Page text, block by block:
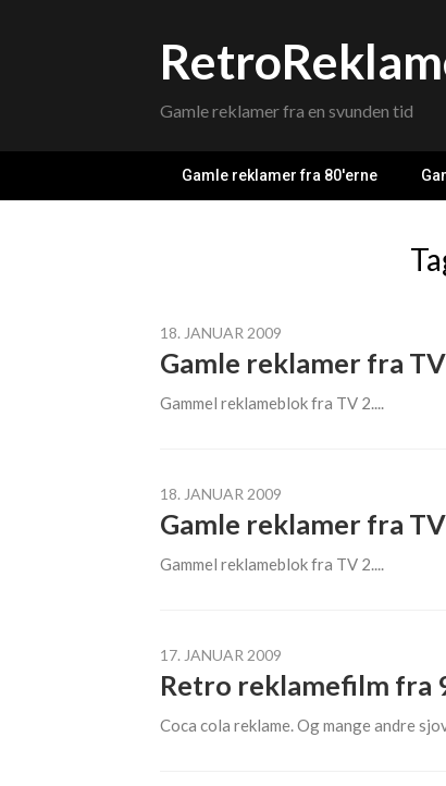
Gamle reklamer fra en svunden tid
Gamle reklamer fra 80'erne
18. JANUAR 2009
Gamle reklamer fra
Gammel reklameblok fra TV 2....
18. JANUAR 2009
Gamle reklamer fra
Gammel reklameblok fra TV 2....
17. JANUAR 2009
Retro reklamefilm fra
Coca cola reklame. Og mange andre